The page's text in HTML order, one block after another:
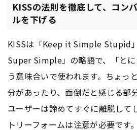
KISSの法則を徹底して、コン
ルを下げる
KISSは「Keep it Simple Stupid
Super Simple」の略語で、「と
う意味合いで使われます。ちょっ
分があったり、面倒だと感じる部
ユーザーは諦めてすぐに離脱して
トリーフォームは注意が必要です。